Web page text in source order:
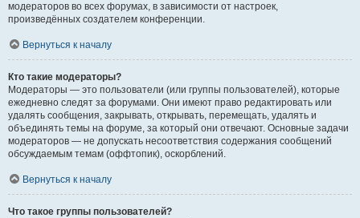
модераторов во всех форумах, в зависимости от настроек,
произведённых создателем конференции.
Вернуться к началу
Кто такие модераторы?
Модераторы — это пользователи (или группы пользователей), которые
ежедневно следят за форумами. Они имеют право редактировать или
удалять сообщения, закрывать, открывать, перемещать, удалять и
объединять темы на форуме, за который они отвечают. Основные задачи
модераторов — не допускать несоответствия содержания сообщений
обсуждаемым темам (оффтопик), оскорблений.
Вернуться к началу
Что такое группы пользователей?